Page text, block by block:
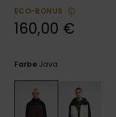
ECO-BONUS
160,00 €
Farbe Java